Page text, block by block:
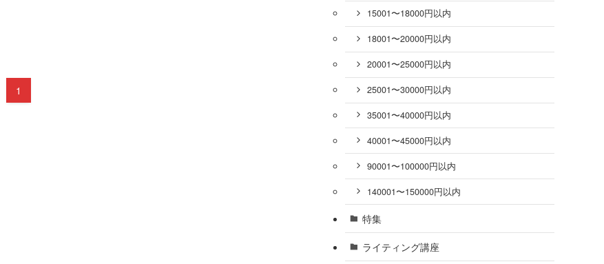
1
15001〜18000円以内
18001〜20000円以内
20001〜25000円以内
25001〜30000円以内
35001〜40000円以内
40001〜45000円以内
90001〜100000円以内
140001〜150000円以内
特集
ライティング講座